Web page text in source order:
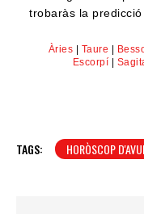
trobaràs la
Àries Taure
Escorpí
TAGS: HORÒSCOP D'AVUI